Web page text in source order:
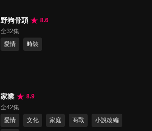
野狗骨頭
8.6
全32集
愛情
時裝
家業
8.9
全42集
愛情
文化 家庭 商戰 小說改編